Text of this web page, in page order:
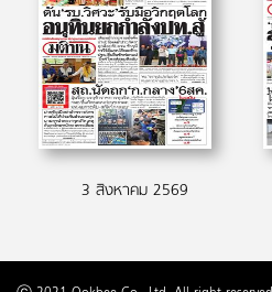
3 สิงหาคม 2569